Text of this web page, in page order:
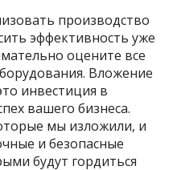
производство
эффективность уже
оцените все
Вложение
инвестиция в
вашего бизнеса.
мы изложили, и
и безопасные
будут гордиться